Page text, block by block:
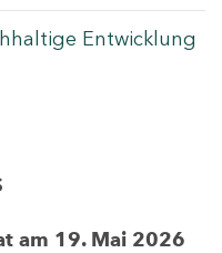
Entwicklung
am 19. Mai 2026